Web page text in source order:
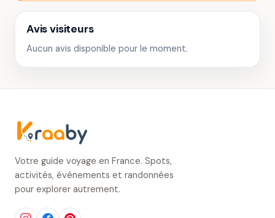
Avis visiteurs
Aucun avis disponible pour le moment.
Votre guide voyage en France. Spots,
activités, événements et randonnées
pour explorer autrement.